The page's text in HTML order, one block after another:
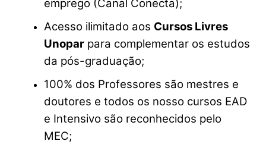
emprego (Canal Conecta);️
Acesso ilimitado aos Cursos Livres
Unoparpara complementar os estudos
da pós-graduação;️
100% dos Professores são mestres e
doutores e todos os nosso cursos EAD
e Intensivo são reconhecidos pelo
MEC;️